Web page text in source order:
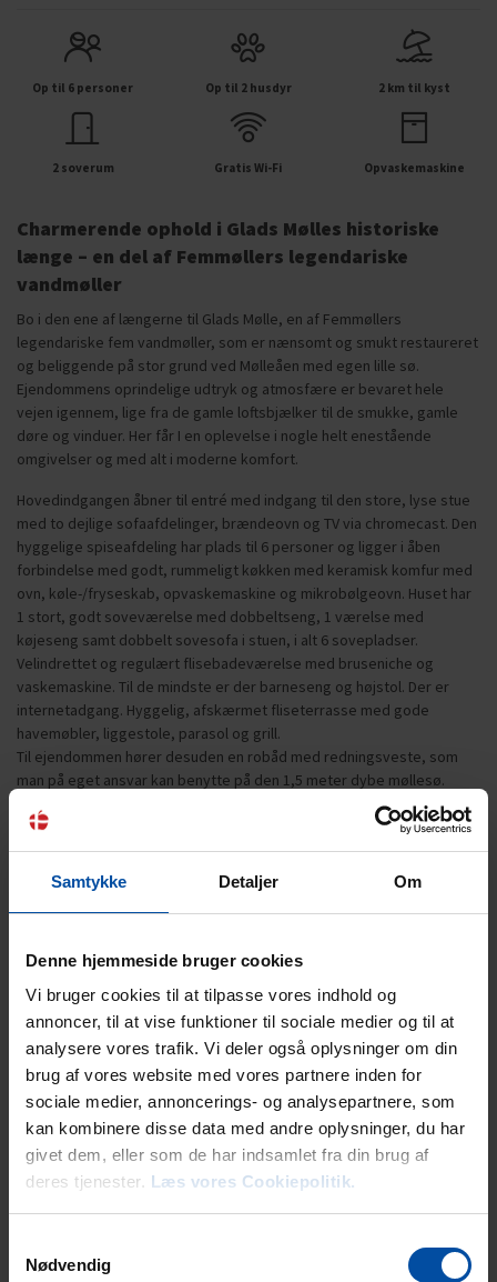
Samtykke Detaljer Om
Denne hjemmeside bruger cookies
Vi bruger cookies til at tilpasse vores indhold og
annoncer, til at vise funktioner til sociale medier og til at
analysere vores trafik. Vi deler også oplysninger om din
brug af vores website med vores partnere inden for
sociale medier, annoncerings- og analysepartnere, som
kan kombinere disse data med andre oplysninger, du har
givet dem, eller som de har indsamlet fra din brug af
deres tjenester. Læs vores Cookiepolitik.
Nødvendig
Op til 6 personer Op til 2 husdyr 2 km til kyst
2 soverum Gratis Wi-Fi Opvaskemaskine
Charmerende ophold i Glads Mølles historiske
længe – en del af Femmøllers legendariske
vandmøller
Bo i den ene af længerne til Glads Mølle, en af Femmøllers
legendariske fem vandmøller, som er nænsomt og smukt restaureret
og beliggende på stor grund ved Mølleåen med egen lille sø.
Ejendommens oprindelige udtryk og atmosfære er bevaret hele
vejen igennem, lige fra de gamle loftsbjælker til de smukke, gamle
døre og vinduer. Her får I en oplevelse i nogle helt enestående
omgivelser og med alt i moderne komfort.
Hovedindgangen åbner til entré med indgang til den store, lyse stue
med to dejlige sofaafdelinger, brændeovn og TV via chromecast. Den
hyggelige spiseafdeling har plads til 6 personer og ligger i åben
forbindelse med godt, rummeligt køkken med keramisk komfur med
ovn, køle-/fryseskab, opvaskemaskine og mikrobølgeovn. Huset har
1 stort, godt soveværelse med dobbeltseng, 1 værelse med
køjeseng samt dobbelt sovesofa i stuen, i alt 6 sovepladser.
Velindrettet og regulært flisebadeværelse med bruseniche og
vaskemaskine. Til de mindste er der barneseng og højstol. Der er
internetadgang. Hyggelig, afskærmet fliseterrasse med gode
havemøbler, liggestole, parasol og grill.
Til ejendommen hører desuden en robåd med redningsveste, som
man på eget ansvar kan benytte på den 1,5 meter dybe møllesø.
Robåden deles ligesom selve grundarealet med de to øvrige lejemål
på matriklen.
til såvel Femmøller Strand som Ebeltoft. Byens tidligere badehotel fra
1909, der i dag fungerer som efterskole, markerer den første turisme
Bjerge. Den populære vandresti, Den italienske sti, er en del af
ruterne i Nationalparken og starter for enden af Glads Mølles grund.
Lejeinformation
Bureau
Ebeltoft Feriehusudlejning
Nøglen til det lejede feriehus kan afhentes på ankomstdagen